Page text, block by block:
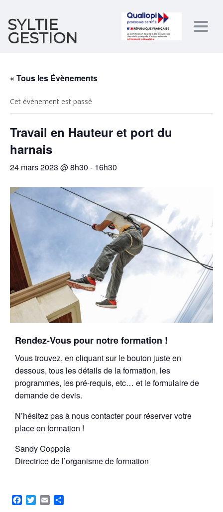
SYLTIE
GESTION
« Tous les Évènements
Cet évènement est passé
Travail en Hauteur et port du
harnais
24 mars 2023 @ 8h30 - 16h30
Rendez-Vous pour notre formation !
Vous trouvez, en cliquant sur le bouton juste en
dessous, tous les détails de la formation, les
programmes, les pré-requis, etc… et le formulaire de
demande de devis.
N’hésitez pas à nous contacter pour réserver votre
place en formation !
Sandy Coppola
Directrice de l’organisme de formation
Facebook
TwitterEmail